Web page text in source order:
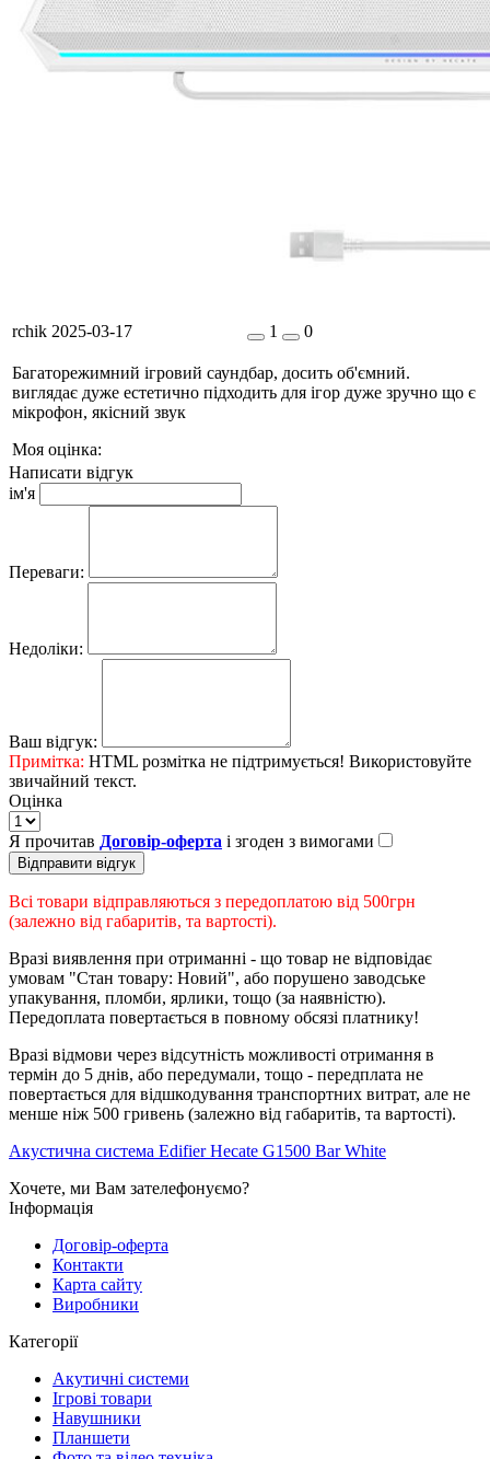
rchik 2025-03-17 1 0
Багаторежимний ігровий саундбар, досить об'ємний.
виглядає дуже естетично підходить для ігор дуже зручно що є
мікрофон, якісний звук
Моя оцінка:
Написати відгук
ім'я
Переваги:
Недоліки:
Ваш відгук:
Примітка: HTML розмітка не підтримується! Використовуйте
звичайний текст.
Оцінка
Я прочитав Договір-оферта і згоден з вимогами
Відправити відгук
Всі товари відправляються з передоплатою від 500грн
(залежно від габаритів, та вартості).
Вразі виявлення при отриманні - що товар не відповідає
умовам "Стан товару: Новий", або порушено заводське
упакування, пломби, ярлики, тощо (за наявністю).
Передоплата повертається в повному обсязі платнику!
Вразі відмови через відсутність можливості отримання в
термін до 5 днів, або передумали, тощо - передплата не
повертається для відшкодування транспортних витрат, але не
менше ніж 500 гривень (залежно від габаритів, та вартості).
Акустична система Edifier Hecate G1500 Bar White
Хочете, ми Вам зателефонуємо?
Інформація
Договір-оферта
Контакти
Карта сайту
Виробники
Категорії
Акутичні системи
Ігрові товари
Навушники
Планшети